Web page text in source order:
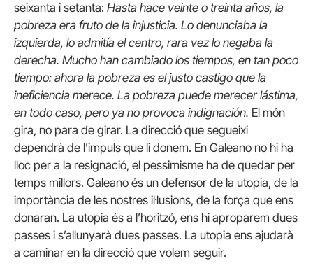
seixanta i setanta: Hasta hace veinte o treinta años, la
pobreza era fruto de la injusticia. Lo denunciaba la
izquierda, lo admitía el centro, rara vez lo negaba la
derecha. Mucho han cambiado los tiempos, en tan poco
tiempo: ahora la pobreza es el justo castigo que la
ineficiencia merece. La pobreza puede merecer lástima,
en todo caso, pero ya no provoca indignación. El món
gira, no para de girar. La direcció que segueixi
dependrà de l’impuls que li donem. En Galeano no hi ha
lloc per a la resignació, el pessimisme ha de quedar per
temps millors. Galeano és un defensor de la utopia, de la
importància de les nostres il·lusions, de la força que ens
donaran. La utopia és a l’horitzó, ens hi aproparem dues
passes i s’allunyarà dues passes. La utopia ens ajudarà
a caminar en la direcció que volem seguir.